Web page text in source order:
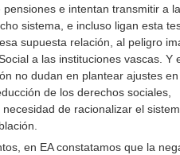
e intentan transmitir a
sistema, e incluso ligan esta
supuesta relación, al peligro
a las instituciones vascas. Y
no dudan en plantear ajustes
de los derechos sociales,
de racionalizar el
en EA constatamos que la